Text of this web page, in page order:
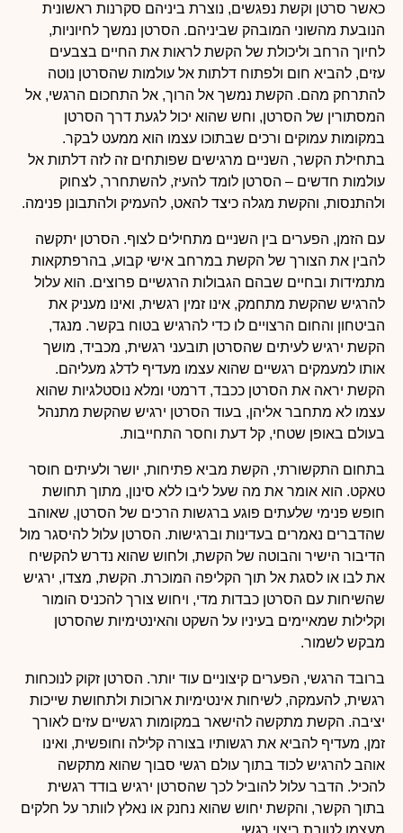
כאשר סרטן וקשת נפגשים, נוצרת ביניהם סקרנות ראשונית
הנובעת מהשוני המובהק שביניהם. הסרטן נמשך לחיוניות,
לחיוך הרחב וליכולת של הקשת לראות את החיים בצבעים
עזים, להביא חום ולפתוח דלתות אל עולמות שהסרטן נוטה
להתרחק מהם. הקשת נמשך אל הרוך, אל התחכום הרגשי, אל
המסתורין של הסרטן, וחש שהוא יכול לגעת דרך הסרטן
במקומות עמוקים ורכים שבתוכו עצמו הוא ממעט לבקר.
בתחילת הקשר, השניים מרגישים שפותחים זה לזה דלתות אל
עולמות חדשים – הסרטן לומד להעיז, להשתחרר, לצחוק
ולהתנסות, והקשת מגלה כיצד להאט, להעמיק ולהתבונן פנימה.
עם הזמן, הפערים בין השניים מתחילים לצוף. הסרטן יתקשה
להבין את הצורך של הקשת במרחב אישי קבוע, בהרפתקאות
מתמידות ובחיים שבהם הגבולות הרגשיים פרוצים. הוא עלול
להרגיש שהקשת מתחמק, אינו זמין רגשית, ואינו מעניק את
הביטחון והחום הרצויים לו כדי להרגיש בטוח בקשר. מנגד,
הקשת ירגיש לעיתים שהסרטן תובעני רגשית, מכביד, מושך
אותו למעמקים רגשיים שהוא עצמו מעדיף לדלג מעליהם.
הקשת יראה את הסרטן ככבד, דרמטי ומלא נוסטלגיות שהוא
עצמו לא מתחבר אליהן, בעוד הסרטן ירגיש שהקשת מתנהל
בעולם באופן שטחי, קל דעת וחסר התחייבות.
בתחום התקשורתי, הקשת מביא פתיחות, יושר ולעיתים חוסר
טאקט. הוא אומר את מה שעל ליבו ללא סינון, מתוך תחושת
חופש פנימי שלעתים פוגע ברגשות הרכים של הסרטן, שאוהב
שהדברים נאמרים בעדינות וברגישות. הסרטן עלול להיסגר מול
הדיבור הישיר והבוטה של הקשת, ולחוש שהוא נדרש להקשיח
את לבו או לסגת אל תוך הקליפה המוכרת. הקשת, מצדו, ירגיש
שהשיחות עם הסרטן כבדות מדי, ויחוש צורך להכניס הומור
וקלילות שמאיימים בעיניו על השקט והאינטימיות שהסרטן
מבקש לשמור.
ברובד הרגשי, הפערים קיצוניים עוד יותר. הסרטן זקוק לנוכחות
רגשית, להעמקה, לשיחות אינטימיות ארוכות ולתחושת שייכות
יציבה. הקשת מתקשה להישאר במקומות רגשיים עזים לאורך
זמן, מעדיף להביא את רגשותיו בצורה קלילה וחופשית, ואינו
אוהב להרגיש לכוד בתוך עולם רגשי סבוך שהוא מתקשה
להכיל. הדבר עלול להוביל לכך שהסרטן ירגיש בודד רגשית
בתוך הקשר, והקשת יחוש שהוא נחנק או נאלץ לוותר על חלקים
מעצמו לטובת ריצוי רגשי.